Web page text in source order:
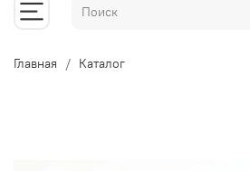
Главная Каталог